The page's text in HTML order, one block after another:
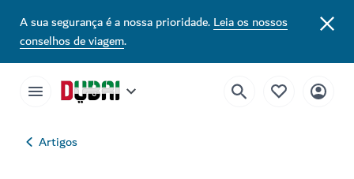
A sua segurança é a nossa prioridade.Leia os nossos
conselhos de viagem.
Artigos